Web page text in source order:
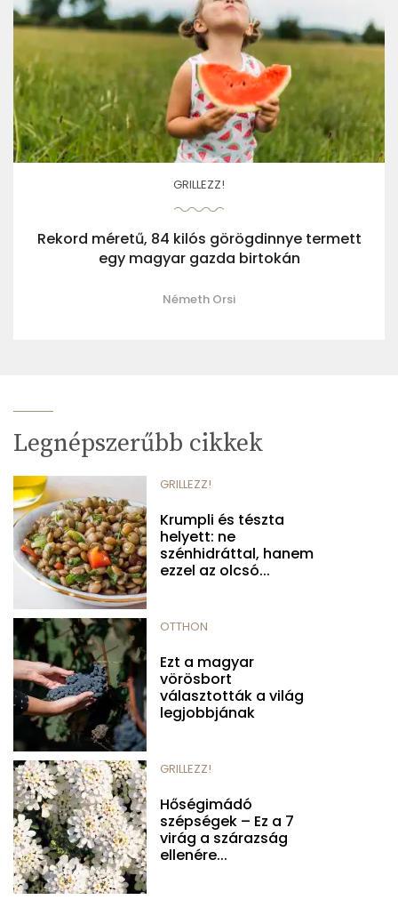
GRILLEZZ!
Rekord méretű, 84 kilós görögdinnye termett
egy magyar gazda birtokán
Németh Orsi
Legnépszerűbb cikkek
GRILLEZZ!
Krumpli és tészta
helyett: ne
szénhidráttal, hanem
ezzel az olcsó...
OTTHON
Ezt a magyar
vörösbort
választották a világ
legjobbjának
GRILLEZZ!
Hőségimádó
szépségek – Ez a 7
virág a szárazság
ellenére...